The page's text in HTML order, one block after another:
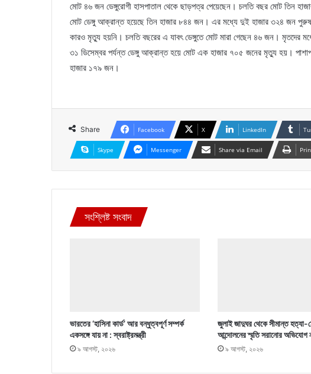
মোট ৪৬ জন ডেঙ্গুরোগী হাসপাতাল থেকে ছাড়পত্র পেয়েছেন। চলতি বছর মোট তিন
মোট ডেঙ্গু আক্রান্ত হয়েছে তিন হাজার ৮৪৪ জন। এর মধ্যে দুই হাজার ৩২৪ জন
কারও মৃত্যু হয়নি। চলতি বছরের এ যাবৎ ডেঙ্গুতে মোট মারা গেছেন ৪৬ জন।
৩১ ডিসেম্বর পর্যন্ত ডেঙ্গু আক্রান্ত হয়ে মোট এক হাজার ৭০৫ জনের মৃত্যু হয়।
হাজার ১৭৯ জন।
Share Facebook X LinkedIn
Skype Messenger Share via Email
সংশ্লিষ্ট সংবাদ
ভারতের ‘হাসিনা কার্ড’ আর বন্ধুত্বপূর্ণ সম্পর্ক
একসঙ্গে যায় না : স্বরাষ্ট্রমন্ত্রী
৯ আগস্ট, ২০২৬
জুলাই জাদুঘর থেকে সীমান্ত হত্যা-
আন্দোলনের স্মৃতি সরানোর অভিযোগ
৯ আগস্ট, ২০২৬